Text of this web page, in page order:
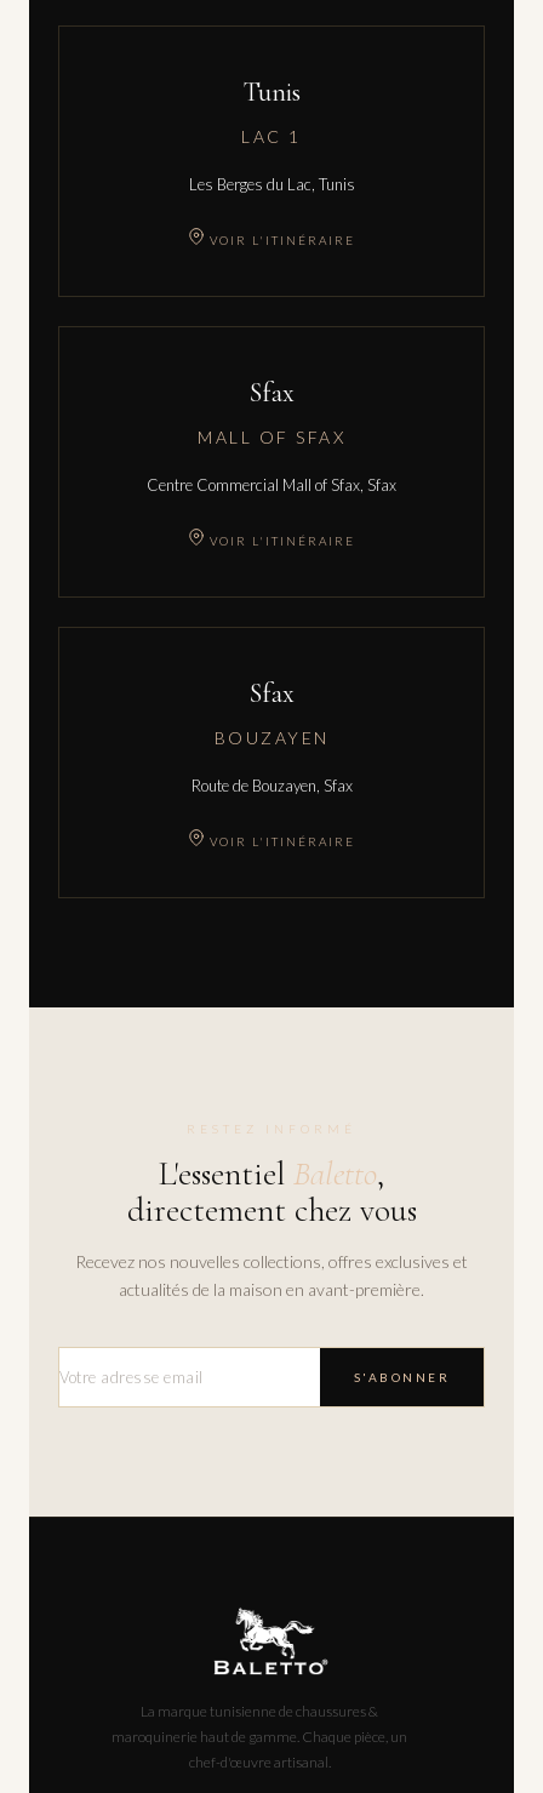
Tunis
LAC 1
Les Berges du Lac, Tunis
VOIR L'ITINÉRAIRE
Sfax
MALL OF SFAX
Centre Commercial Mall of Sfax, Sfax
VOIR L'ITINÉRAIRE
Sfax
BOUZAYEN
Route de Bouzayen, Sfax
VOIR L'ITINÉRAIRE
RESTEZ INFORMÉ
L'essentiel Baletto,
directement chez vous
Recevez nos nouvelles collections, offres exclusives et
actualités de la maison en avant-première.
S'ABONNER
La marque tunisienne de chaussures &
maroquinerie haut de gamme. Chaque pièce, un
chef-d'œuvre artisanal.